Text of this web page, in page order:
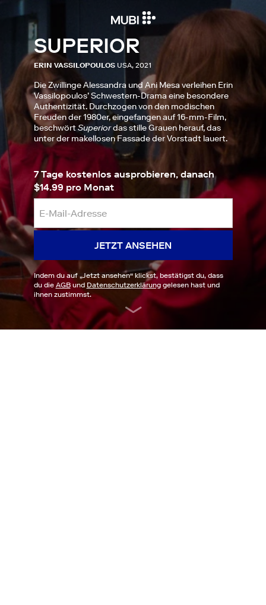
SUPERIOR
ERIN VASSILOPOULOS USA, 2021
Die Zwillinge Alessandra und Ani Mesa verleihen Erin
Vassilopoulos’ Schwestern-Drama eine besondere
Authentizität. Durchzogen von den modischen
Freuden der 1980er, eingefangen auf 16-mm-Film,
beschwörtSuperiordas stille Grauen herauf, das
unter der makellosen Fassade der Vorstadt lauert.
7 Tage kostenlos ausprobieren, danach
$14.99 pro Monat
JETZT ANSEHEN
Indem du auf „Jetzt ansehen“ klickst, bestätigst du, dass
du die AGBund Datenschutzerklärunggelesen hast und
ihnen zustimmst.